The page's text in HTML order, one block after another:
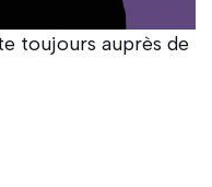
toujours auprès de